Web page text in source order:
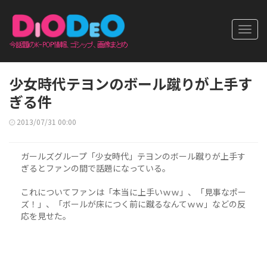
少女時代テヨンのボール蹴りが上手す
ぎる件
2013/07/31 00:00
ガールズグループ「少女時代」テヨンのボール蹴りが上手す
ぎるとファンの間で話題になっている。
これについてファンは「本当に上手いｗｗ」、「見事なポー
ズ！」、「ボールが床につく前に蹴るなんてｗｗ」などの反
応を見せた。